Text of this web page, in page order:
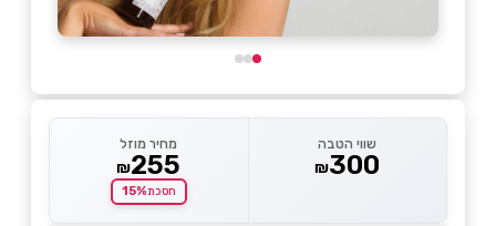
שווי הטבה
₪300
מחיר מוזל
₪255
חסכת15%